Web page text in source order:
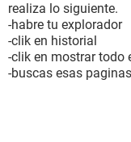
realiza lo siguiente.
-habre tu explorador
-clik en historial
-clik en mostrar todo
-buscas esas